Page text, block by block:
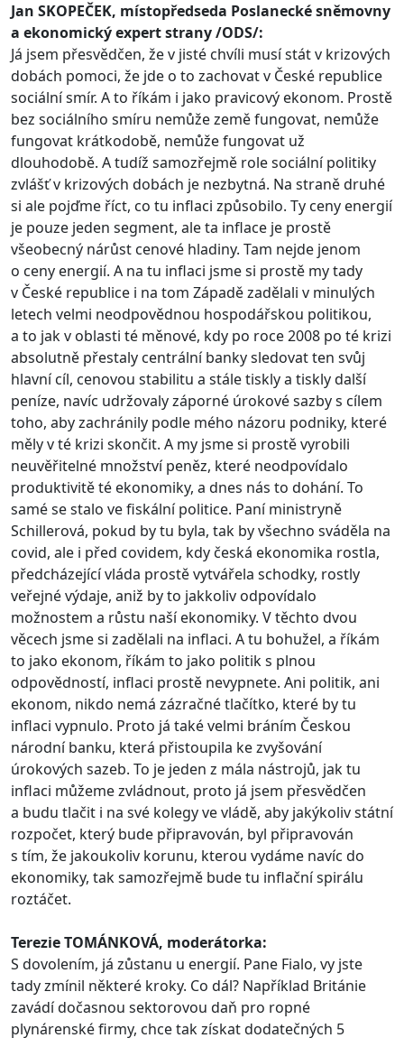
Jan SKOPEČEK, místopředseda Poslanecké sněmovny
a ekonomický expert strany /ODS/:
Já jsem přesvědčen, že v jisté chvíli musí stát v krizových
dobách pomoci, že jde o to zachovat v České republice
sociální smír. A to říkám i jako pravicový ekonom. Prostě
bez sociálního smíru nemůže země fungovat, nemůže
fungovat krátkodobě, nemůže fungovat už
dlouhodobě. A tudíž samozřejmě role sociální politiky
zvlášť v krizových dobách je nezbytná. Na straně druhé
si ale pojďme říct, co tu inflaci způsobilo. Ty ceny energií
je pouze jeden segment, ale ta inflace je prostě
všeobecný nárůst cenové hladiny. Tam nejde jenom
o ceny energií. A na tu inflaci jsme si prostě my tady
v České republice i na tom Západě zadělali v minulých
letech velmi neodpovědnou hospodářskou politikou,
a to jak v oblasti té měnové, kdy po roce 2008 po té krizi
absolutně přestaly centrální banky sledovat ten svůj
hlavní cíl, cenovou stabilitu a stále tiskly a tiskly další
peníze, navíc udržovaly záporné úrokové sazby s cílem
toho, aby zachránily podle mého názoru podniky, které
měly v té krizi skončit. A my jsme si prostě vyrobili
neuvěřitelné množství peněz, které neodpovídalo
produktivitě té ekonomiky, a dnes nás to dohání. To
samé se stalo ve fiskální politice. Paní ministryně
Schillerová, pokud by tu byla, tak by všechno sváděla na
covid, ale i před covidem, kdy česká ekonomika rostla,
předcházející vláda prostě vytvářela schodky, rostly
veřejné výdaje, aniž by to jakkoliv odpovídalo
možnostem a růstu naší ekonomiky. V těchto dvou
věcech jsme si zadělali na inflaci. A tu bohužel, a říkám
to jako ekonom, říkám to jako politik s plnou
odpovědností, inflaci prostě nevypnete. Ani politik, ani
ekonom, nikdo nemá zázračné tlačítko, které by tu
inflaci vypnulo. Proto já také velmi bráním Českou
národní banku, která přistoupila ke zvyšování
úrokových sazeb. To je jeden z mála nástrojů, jak tu
inflaci můžeme zvládnout, proto já jsem přesvědčen
a budu tlačit i na své kolegy ve vládě, aby jakýkoliv státní
rozpočet, který bude připravován, byl připravován
s tím, že jakoukoliv korunu, kterou vydáme navíc do
ekonomiky, tak samozřejmě bude tu inflační spirálu
roztáčet.
Terezie TOMÁNKOVÁ, moderátorka:
S dovolením, já zůstanu u energií. Pane Fialo, vy jste
tady zmínil některé kroky. Co dál? Například Británie
zavádí dočasnou sektorovou daň pro ropné
plynárenské firmy, chce tak získat dodatečných 5